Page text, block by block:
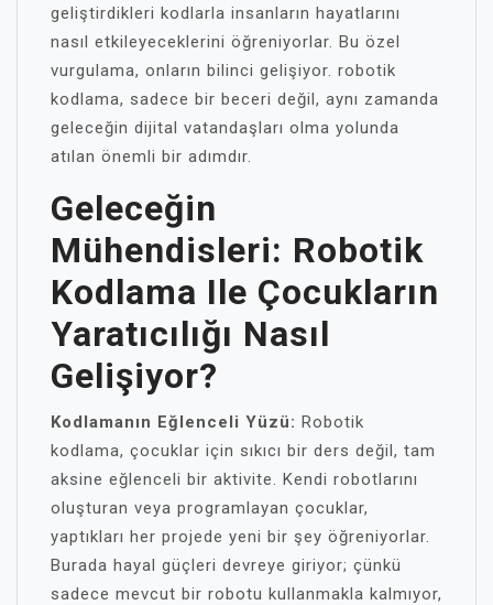
geliştirdikleri kodlarla insanların hayatlarını
nasıl etkileyeceklerini öğreniyorlar. Bu özel
vurgulama, onların bilinci gelişiyor. robotik
kodlama, sadece bir beceri değil, aynı zamanda
geleceğin dijital vatandaşları olma yolunda
atılan önemli bir adımdır.
Geleceğin
Mühendisleri: Robotik
Kodlama Ile Çocukların
Yaratıcılığı Nasıl
Gelişiyor?
Kodlamanın Eğlenceli Yüzü: Robotik
kodlama, çocuklar için sıkıcı bir ders değil, tam
aksine eğlenceli bir aktivite. Kendi robotlarını
oluşturan veya programlayan çocuklar,
yaptıkları her projede yeni bir şey öğreniyorlar.
Burada hayal güçleri devreye giriyor; çünkü
sadece mevcut bir robotu kullanmakla kalmıyor,